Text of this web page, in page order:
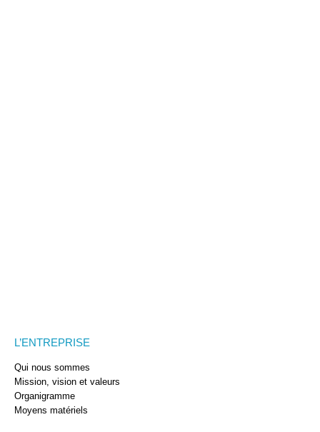
L’ENTREPRISE
Qui nous sommes
Mission, vision et valeurs
Organigramme
Moyens matériels